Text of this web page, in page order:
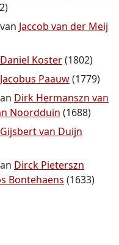
Jaccob van der Meij
Daniel Koster(1802)
Jacobus Paauw(1779)
Dirk Hermanszn van
Noordduin (1688)
Gijsbert van Duijn
Dirck Pieterszn
Bontehaens (1633)